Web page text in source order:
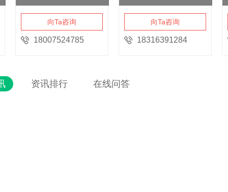
向Ta咨询
18007524785
向Ta咨询
18316391284
资讯排行 在线问答